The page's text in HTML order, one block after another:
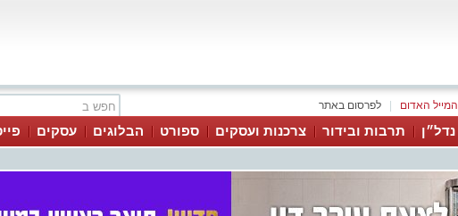
לפרסום באתר המייל האדום
נדל״ן תרבות ובידור צרכנות ועסקים ספורט הבלוגים עסקים